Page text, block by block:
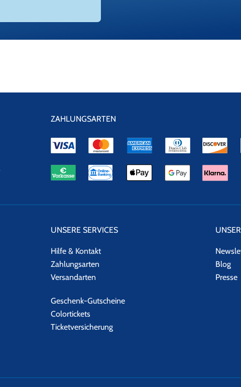
ZAHLUNGSARTEN
UNSERE SERVICES
Hilfe & Kontakt
Zahlungsarten
Versandarten
Geschenk-Gutscheine
Colortickets
Ticketversicherung
Blog
Presse